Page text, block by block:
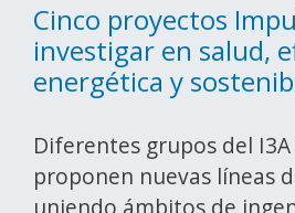
Cinco proyectos
investigar en salud,
energética y
Diferentes grupos del
proponen nuevas líneas